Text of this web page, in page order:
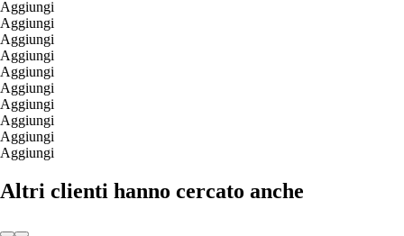
Aggiungi
Aggiungi
Aggiungi
Aggiungi
Aggiungi
Aggiungi
Aggiungi
Aggiungi
Aggiungi
Aggiungi
Altri clienti hanno cercato anche